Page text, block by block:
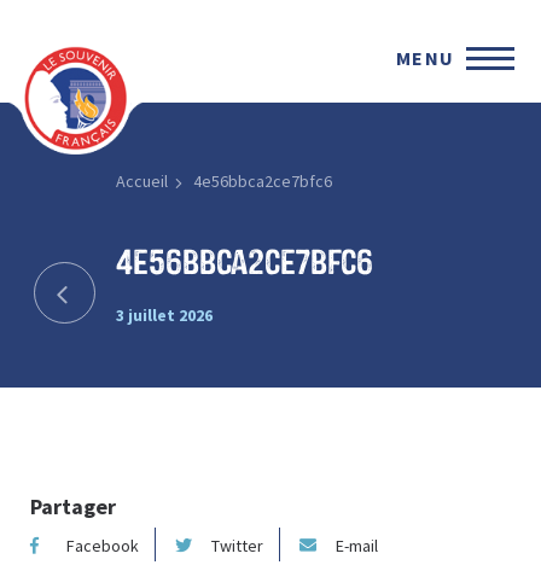
MENU
Accueil 4e56bbca2ce7bfc6
4e56bbca2ce7bfc6
3 juillet 2026
Partager
Facebook Twitter E-mail